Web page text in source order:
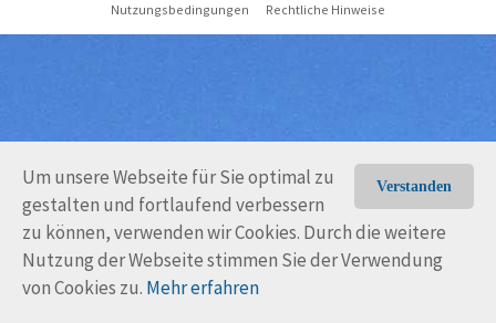
Verstanden
Um unsere Webseite für Sie optimal zu
gestalten und fortlaufend verbessern
zu können, verwenden wir Cookies. Durch die weitere
Nutzung der Webseite stimmen Sie der Verwendung
von Cookies zu. Mehr erfahren
Nutzungsbedingungen
Rechtliche Hinweise